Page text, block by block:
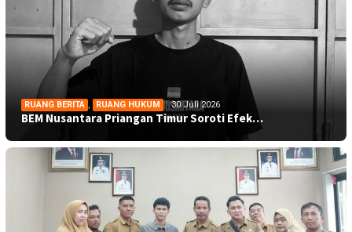
RUANG BERITA , RUANG HUKUM 30 Juli 2026
BEM Nusantara Priangan Timur Soroti Efek…